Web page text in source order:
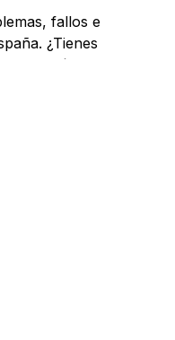
fallos e
¿Tienes
qué ocurre.